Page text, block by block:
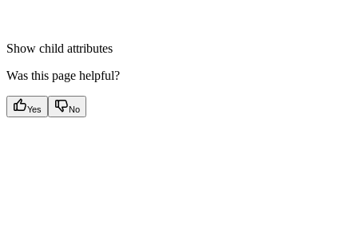
Show child attributes
Was this page helpful?
Yes No